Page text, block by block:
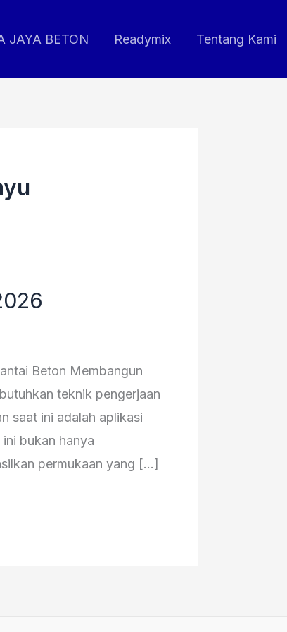
JAYA BETON Readymix Tentang Kami
Beton Membangun
teknik pengerjaan
saat ini adalah aplikasi
bukan hanya
permukaan yang […]